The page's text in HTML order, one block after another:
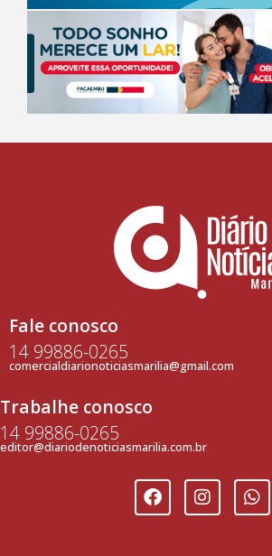
Fale conosco
14 99886-0265
comercialdiarionoticiasmarilia@gmail.com
Trabalhe conosco
14 99886-0265
editor@diariodenoticiasmarilia.com.br